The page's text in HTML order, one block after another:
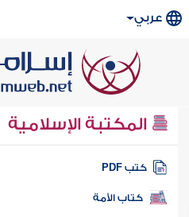
عربي
المكتبة الإسلامية
كتب PDF